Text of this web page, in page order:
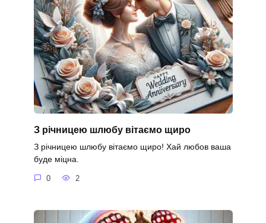
З річницею шлюбу вітаємо щиро
З річницею шлюбу вітаємо щиро! Хай любов ваша
буде міцна.
0 2